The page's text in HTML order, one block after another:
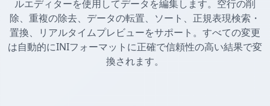
ルエディターを使用してデータを編集します。空行の削
除、重複の除去、データの転置、ソート、正規表現検索・
置換、リアルタイムプレビューをサポート。すべての変更
は自動的にINIフォーマットに正確で信頼性の高い結果で変
換されます。